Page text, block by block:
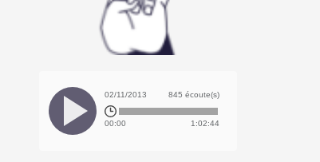
02/11/2013 845 écoute(s)
00:00 1:02:44